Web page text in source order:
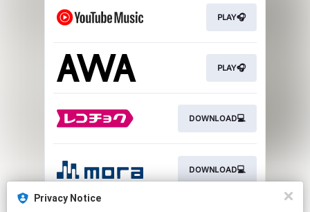
Privacy Notice
PLAY🎧
PLAY🎧
DOWNLOAD💻
DOWNLOAD💻